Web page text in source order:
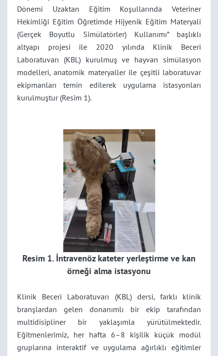
Dönemi Uzaktan Eğitim Koşullarında Veteriner
Hekimliği Eğitim Öğretimde Hijyenik Eğitim Materyali
(Gerçek Boyutlu Simülatörler) Kullanımı” başlıklı
altyapı projesi ile 2020 yılında Klinik Beceri
Laboratuvarı (KBL) kurulmuş ve hayvan simülasyon
modelleri, anatomik materyaller ile çeşitli laboratuvar
ekipmanları temin edilerek uygulama istasyonları
kurulmuştur (Resim 1).
Resim 1. İntravenöz kateter yerleştirme ve kan
örneği alma istasyonu
Klinik Beceri Laboratuvarı (KBL) dersi, farklı klinik
branşlardan gelen donanımlı bir ekip tarafından
multidisipliner bir yaklaşımla yürütülmektedir.
Eğitmenlerimiz, her hafta 6–8 kişilik küçük modül
gruplarına interaktif ve uygulama ağırlıklı eğitimler